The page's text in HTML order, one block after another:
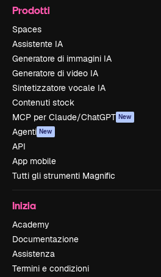
Prodotti
Spaces
Assistente IA
Generatore di immagini IA
Generatore di video IA
Sintetizzatore vocale IA
Contenuti stock
MCP per Claude/ChatGPT New
Agenti New
API
App mobile
Tutti gli strumenti Magnific
Inizia
Academy
Documentazione
Assistenza
Termini e condizioni